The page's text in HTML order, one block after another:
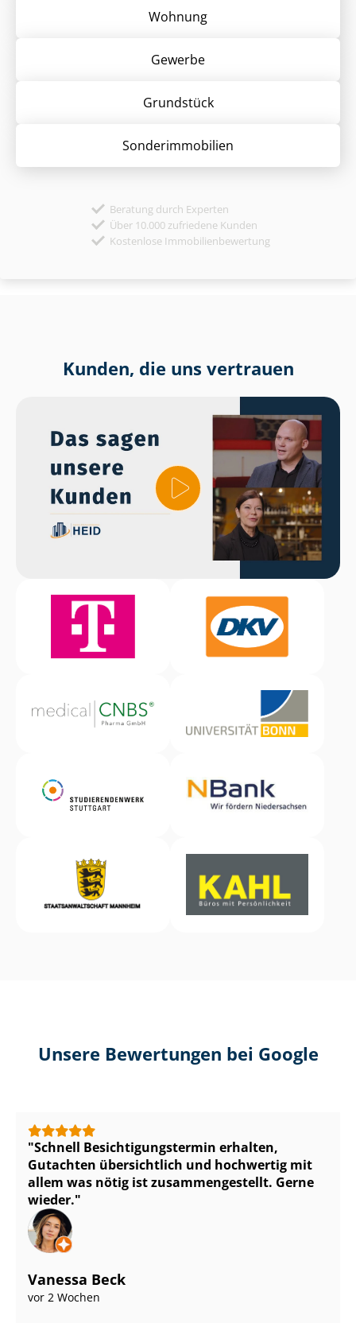
Wohnung
Gewerbe
Grund­stück
Sonder­immobilien
Beratung durch Experten
Über 10.000 zufriedene Kunden
Kostenlose Immobilienbewertung
Kunden, die uns vertrauen
Unsere Bewertungen bei Google
Schnell Be­sich­ti­gungs­ter­min erhalten,
Gutachten übersichtlich und hochwertig mit
allem was nötig ist zu­sam­men­ge­stellt. Gerne
wieder.
Vanessa Beck
vor 2 Wochen